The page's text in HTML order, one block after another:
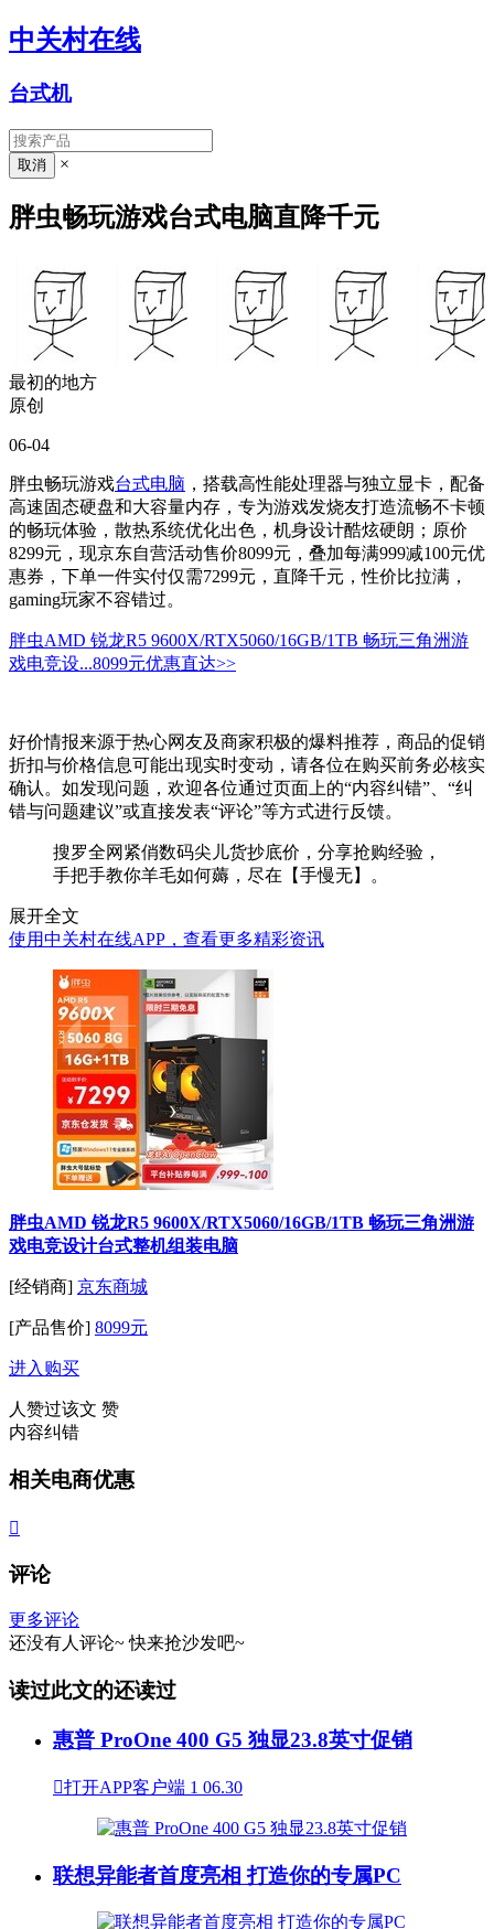
中关村在线
台式机
×
胖虫畅玩游戏台式电脑直降千元
最初的地方
原创
06-04
胖虫畅玩游戏台式电脑 ，搭载高性能处理器与独立显卡，配备
高速固态硬盘和大容量内存，专为游戏发烧友打造流畅不卡顿
的畅玩体验，散热系统优化出色，机身设计酷炫硬朗；原价
8299元，现京东自营活动售价8099元，叠加每满999减100元优
惠券，下单一件实付仅需7299元，直降千元，性价比拉满，
gaming玩家不容错过。
胖虫AMD 锐龙R5 9600X/RTX5060/16GB/1TB 畅玩三角洲游
戏电竞设...8099元优惠直达>>
好价情报来源于热心网友及商家积极的爆料推荐，商品的促销
折扣与价格信息可能出现实时变动，请各位在购买前务必核实
确认。如发现问题，欢迎各位通过页面上的“内容纠错”、“纠
错与问题建议”或直接发表“评论”等方式进行反馈。
搜罗全网紧俏数码尖儿货抄底价，分享抢购经验，
手把手教你羊毛如何薅，尽在【手慢无】。
展开全文
使用中关村在线APP，查看更多精彩资讯
胖虫AMD 锐龙R5 9600X/RTX5060/16GB/1TB 畅玩三角洲游
戏电竞设计台式整机组装电脑
[经销商] 京东商城
[产品售价] 8099元
进入购买
人赞过该文 赞
内容纠错
相关电商优惠

评论
更多评论
还没有人评论~ 快来抢沙发吧~
读过此文的还读过
惠普 ProOne 400 G5 独显23.8英寸促销
打开APP客户端 1 06.30
联想异能者首度亮相 打造你的专属PC